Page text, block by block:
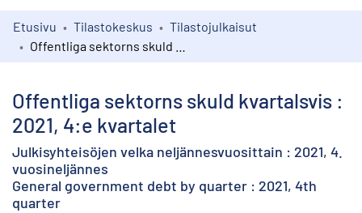
Kokoelmat
Etusivu Tilastokeskus
Tilastojulkaisut
Offentliga sektorns skuld kvartalsvis :
2021, 4:e kvartalet
Julkisyhteisöjen velka neljännesvuosittain : 2021, 4.
vuosineljännes
General government debt by quarter : 2021, 4th
quarter